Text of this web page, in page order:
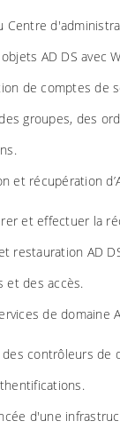
Centre
AD DS avec
de comptes de
groupes, des
et récupération
et effectuer la
restauration AD
et des accès.
de domaine
des contrôleurs de
d'une